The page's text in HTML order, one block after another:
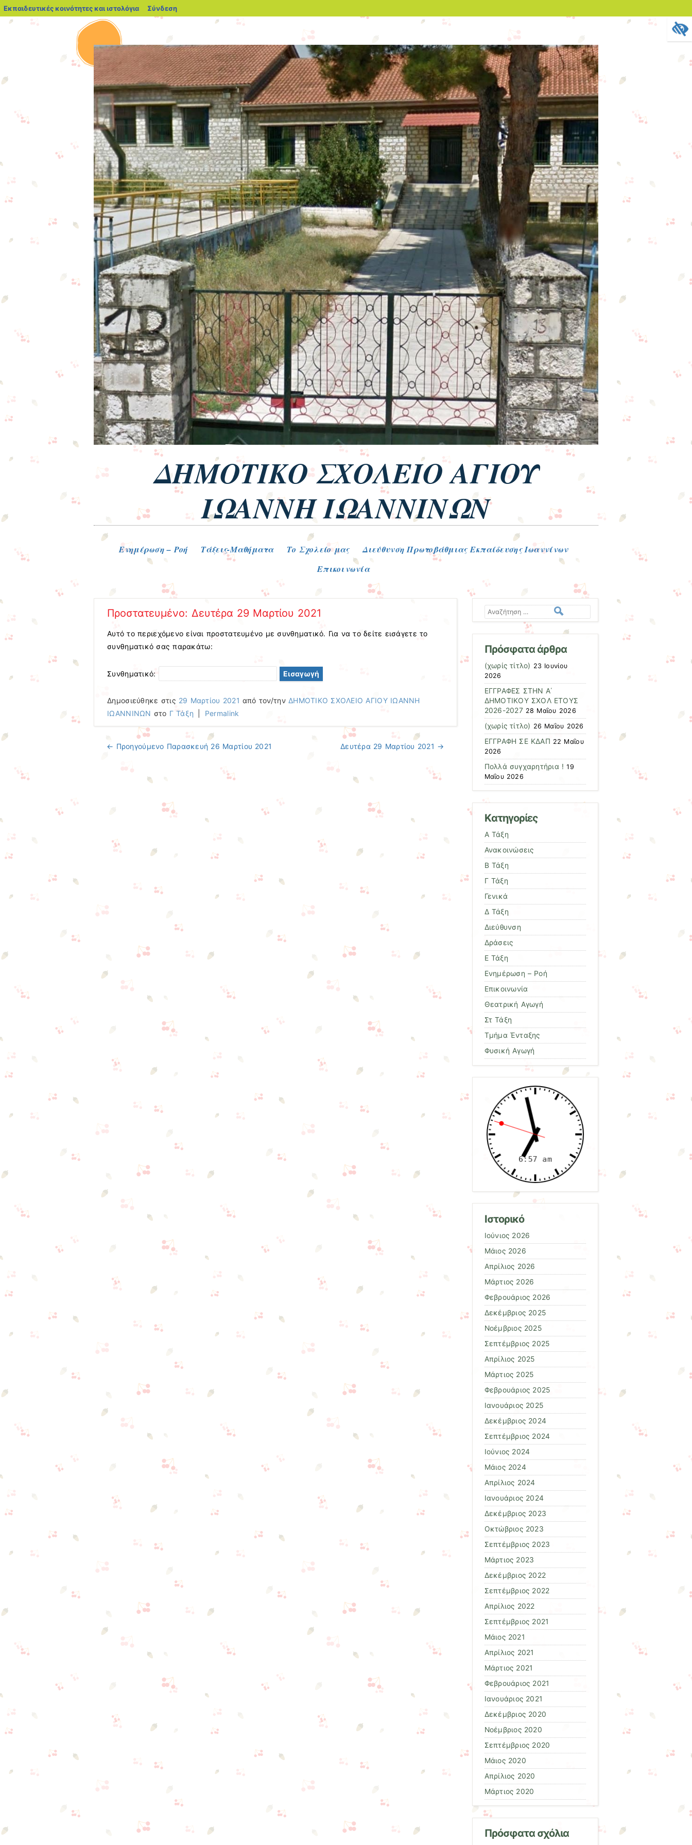
Εκπαιδευτικές κοινότητες και ιστολόγια blogs.sch.gr
Σύνδεση
ΔΗΜΟΤΙΚΟ ΣΧΟΛΕΙΟ ΑΓΙΟΥ
ΙΩΑΝΝΗ ΙΩΑΝΝΙΝΩΝ
Μενού
Μετάβαση στο περιεχόμενο
Ενημέρωση – Ροή Τάξεις-Μαθήματα Το Σχολείο μας
Διεύθυνση Πρωτοβάθμιας Εκπαίδευσης Ιωαννίνων
Επικοινωνία
Πρoστατευμένο: Δευτέρα 29 Μαρτίου 2021
Αυτό το περιεχόμενο είναι προστατευμένο με συνθηματικό. Για να το δείτε εισάγετε το
συνθηματικό σας παρακάτω:
Συνθηματικό:
Δημοσιεύθηκε στις 29 Μαρτίου 2021 από τον/την ΔΗΜΟΤΙΚΟ ΣΧΟΛΕΙΟ ΑΓΙΟΥ ΙΩΑΝΝΗ
ΙΩΑΝΝΙΝΩΝ στο Γ Τάξη Permalink
Πλοήγηση άρθρων
← Προηγούμενo Παρασκευή 26 Μαρτίου 2021 Δευτέρα 29 Μαρτίου 2021 →
Αναζήτηση
Πρόσφατα άρθρα
(χωρίς τίτλο) 23 Ιουνίου
2026
ΕΓΓΡΑΦΕΣ ΣΤΗΝ Α΄
ΔΗΜΟΤΙΚΟΥ ΣΧΟΛ ΕΤΟΥΣ
2026-2027 28 Μαΐου 2026
(χωρίς τίτλο) 26 Μαΐου 2026
ΕΓΓΡΑΦΗ ΣΕ ΚΔΑΠ 22 Μαΐου
2026
Πολλά συγχαρητήρια ! 19
Μαΐου 2026
Kατηγορίες
Α Τάξη
Ανακοινώσεις
Β Τάξη
Γ Τάξη
Γενικά
Δ Τάξη
Διεύθυνση
Δράσεις
Ε Τάξη
Ενημέρωση – Ροή
Επικοινωνία
Θεατρική Αγωγή
Στ Τάξη
Τμήμα Ένταξης
Φυσική Αγωγή
Ιστορικό
Ιούνιος 2026
Μάιος 2026
Απρίλιος 2026
Μάρτιος 2026
Φεβρουάριος 2026
Δεκέμβριος 2025
Νοέμβριος 2025
Σεπτέμβριος 2025
Απρίλιος 2025
Μάρτιος 2025
Φεβρουάριος 2025
Ιανουάριος 2025
Δεκέμβριος 2024
Σεπτέμβριος 2024
Ιούνιος 2024
Μάιος 2024
Απρίλιος 2024
Ιανουάριος 2024
Δεκέμβριος 2023
Οκτώβριος 2023
Σεπτέμβριος 2023
Μάρτιος 2023
Δεκέμβριος 2022
Σεπτέμβριος 2022
Απρίλιος 2022
Σεπτέμβριος 2021
Μάιος 2021
Απρίλιος 2021
Μάρτιος 2021
Φεβρουάριος 2021
Ιανουάριος 2021
Δεκέμβριος 2020
Νοέμβριος 2020
Σεπτέμβριος 2020
Μάιος 2020
Απρίλιος 2020
Μάρτιος 2020
Πρόσφατα σχόλια